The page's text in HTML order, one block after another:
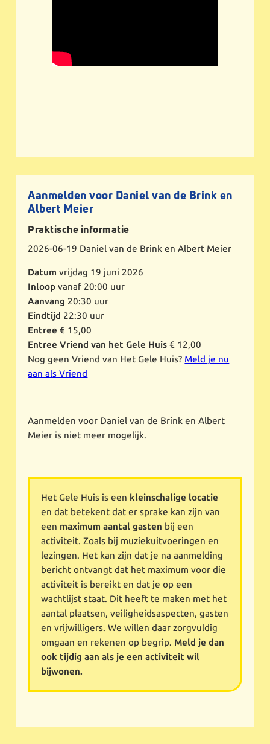
Aanmelden voor Daniel van de Brink en
Albert Meier
Praktische informatie
2026-06-19 Daniel van de Brink en Albert Meier
Datum vrijdag 19 juni 2026
Inloop vanaf 20:00 uur
Aanvang 20:30 uur
Eindtijd 22:30 uur
Entree € 15,00
Entree Vriend van het Gele Huis € 12,00
Nog geen Vriend van Het Gele Huis? Meld je nu
aan als Vriend
Aanmelden voor Daniel van de Brink en Albert
Meier is niet meer mogelijk.
Het Gele Huis is een kleinschalige locatie
en dat betekent dat er sprake kan zijn van
een maximum aantal gasten bij een
activiteit. Zoals bij muziekuitvoeringen en
lezingen. Het kan zijn dat je na aanmelding
bericht ontvangt dat het maximum voor die
activiteit is bereikt en dat je op een
wachtlijst staat. Dit heeft te maken met het
aantal plaatsen, veiligheidsaspecten, gasten
en vrijwilligers. We willen daar zorgvuldig
omgaan en rekenen op begrip. Meld je dan
ook tijdig aan als je een activiteit wil
bijwonen.